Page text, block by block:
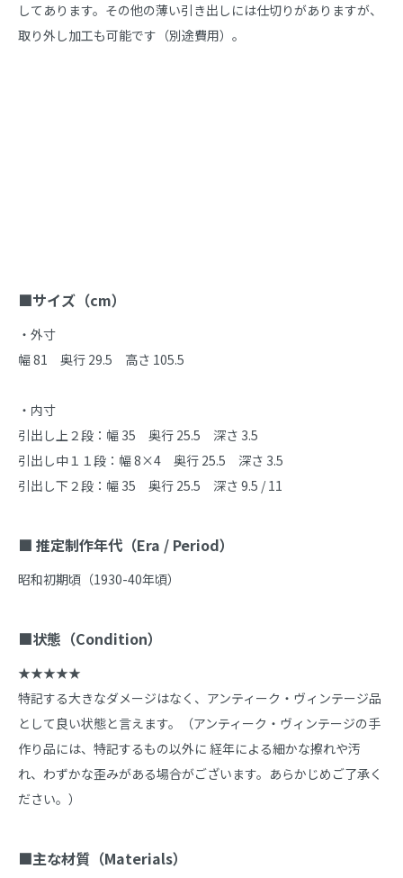
してあります。その他の薄い引き出しには仕切りがありますが、
取り外し加工も可能です（別途費用）。
■サイズ（cm）
・外寸
幅 81　奥行 29.5　高さ 105.5
・内寸
引出し上２段：幅 35　奥行 25.5　深さ 3.5
引出し中１１段：幅 8×4　奥行 25.5　深さ 3.5
引出し下２段：幅 35　奥行 25.5　深さ 9.5 / 11
■ 推定制作年代（Era / Period）
昭和初期頃（1930-40年頃）
■状態（Condition）
★★★★★
特記する大きなダメージはなく、アンティーク・ヴィンテージ品
として良い状態と言えます。（アンティーク・ヴィンテージの手
作り品には、特記するもの以外に 経年による細かな擦れや汚
れ、わずかな歪みがある場合がございます。あらかじめご了承く
ださい。）
■主な材質（Materials）